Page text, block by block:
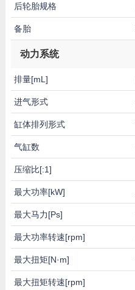
后轮胎规格
备胎
动力系统
排量[mL]
进气形式
缸体排列形式
气缸数
压缩比[:1]
最大功率[kW]
最大马力[Ps]
最大功率转速[rpm]
最大扭矩[N·m]
最大扭矩转速[rpm]